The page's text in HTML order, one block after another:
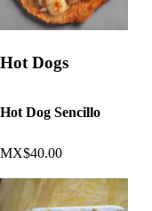
Hot Dogs
Hot Dog Sencillo
MX$40.00